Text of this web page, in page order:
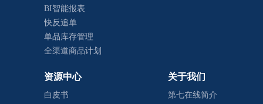
BI智能报表
快反追单
单品库存管理
全渠道商品计划
资源中心
白皮书
关于我们
第七在线简介